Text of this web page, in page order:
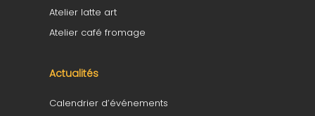
Atelier latte art
Atelier café fromage
Actualités
Calendrier d’événements